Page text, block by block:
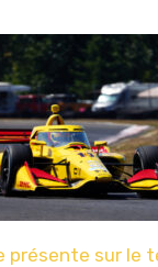
présente sur le